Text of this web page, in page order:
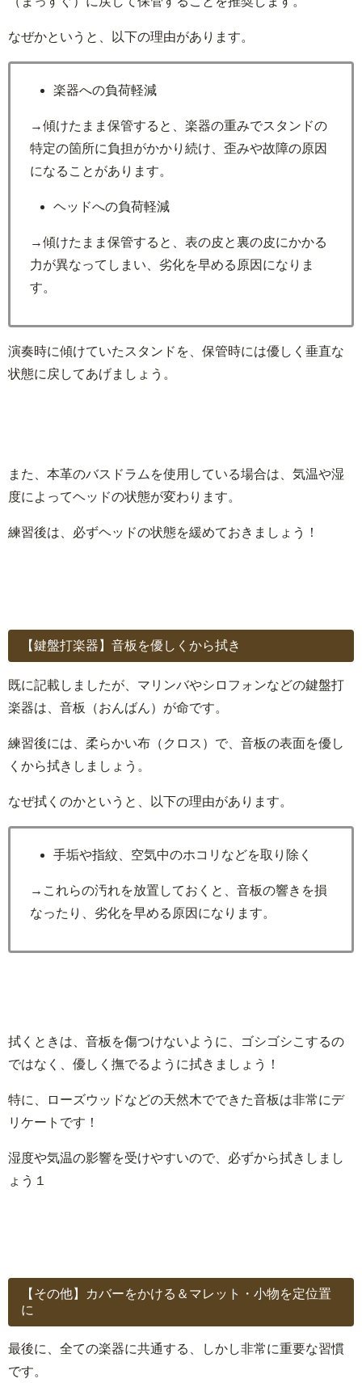
なぜかというと、以下の理由があります。
楽器への負荷軽減
→傾けたまま保管すると、楽器の重みでスタンドの
特定の箇所に負担がかかり続け、歪みや故障の原因
になることがあります。
ヘッドへの負荷軽減
→傾けたまま保管すると、表の皮と裏の皮にかかる
力が異なってしまい、劣化を早める原因になりま
す。
演奏時に傾けていたスタンドを、保管時には優しく垂直な
状態に戻してあげましょう。
また、本革のバスドラムを使用している場合は、気温や湿
度によってヘッドの状態が変わります。
練習後は、必ずヘッドの状態を緩めておきましょう！
【鍵盤打楽器】音板を優しくから拭き
既に記載しましたが、マリンバやシロフォンなどの鍵盤打
楽器は、音板（おんばん）が命です。
練習後には、柔らかい布（クロス）で、音板の表面を優し
くから拭きしましょう。
なぜ拭くのかというと、以下の理由があります。
手垢や指紋、空気中のホコリなどを取り除く
→これらの汚れを放置しておくと、音板の響きを損
なったり、劣化を早める原因になります。
拭くときは、音板を傷つけないように、ゴシゴシこするの
ではなく、優しく撫でるように拭きましょう！
特に、ローズウッドなどの天然木でできた音板は非常にデ
リケートです！
湿度や気温の影響を受けやすいので、必ずから拭きしまし
ょう１
【その他】カバーをかける＆マレット・小物を定位置
に
最後に、全ての楽器に共通する、しかし非常に重要な習慣
です。